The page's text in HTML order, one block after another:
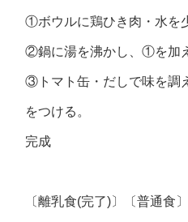
①ボウルに鶏ひき肉・水を
②鍋に湯を沸かし、①を加
③トマト缶・だしで味を調
をつける。
完成
〔離乳食(完了)〕〔普通食〕